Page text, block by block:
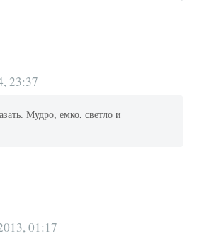
23:37
Мудро, емко, светло и
01:17